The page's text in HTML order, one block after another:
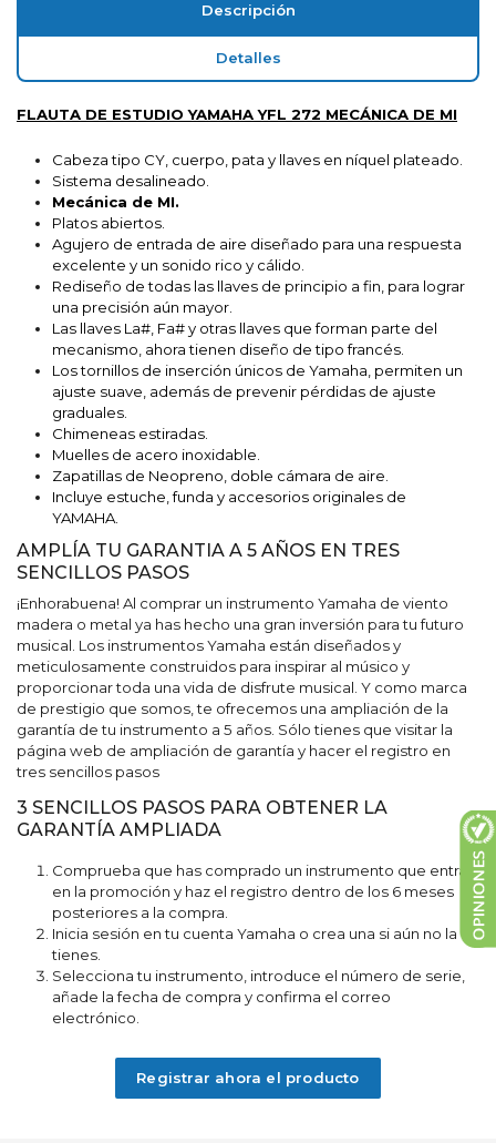
Descripción
Detalles
FLAUTA DE ESTUDIO YAMAHA YFL 272 MECÁNICA DE MI
Cabeza tipo CY, cuerpo, pata y llaves en níquel plateado.
Sistema desalineado.
Mecánica de MI.
Platos abiertos.
Agujero de entrada de aire diseñado para una respuesta
excelente y un sonido rico y cálido.
Rediseño de todas las llaves de principio a fin, para lograr
una precisión aún mayor.
Las llaves La#, Fa# y otras llaves que forman parte del
mecanismo, ahora tienen diseño de tipo francés.
Los tornillos de inserción únicos de Yamaha, permiten un
ajuste suave, además de prevenir pérdidas de ajuste
graduales.
Chimeneas estiradas.
Muelles de acero inoxidable.
Zapatillas de Neopreno, doble cámara de aire.
Incluye estuche, funda y accesorios originales de
YAMAHA.
AMPLÍA TU GARANTIA A 5 AÑOS EN TRES
SENCILLOS PASOS
¡Enhorabuena! Al comprar un instrumento Yamaha de viento
madera o metal ya has hecho una gran inversión para tu futuro
musical. Los instrumentos Yamaha están diseñados y
meticulosamente construidos para inspirar al músico y
proporcionar toda una vida de disfrute musical. Y como marca
de prestigio que somos, te ofrecemos una ampliación de la
garantía de tu instrumento a 5 años. Sólo tienes que visitar la
página web de ampliación de garantía y hacer el registro en
tres sencillos pasos
3 SENCILLOS PASOS PARA OBTENER LA
GARANTÍA AMPLIADA
Comprueba que has comprado un instrumento que entra
en la promoción y haz el registro dentro de los 6 meses
posteriores a la compra.
Inicia sesión en tu cuenta Yamaha o crea una si aún no la
tienes.
Selecciona tu instrumento, introduce el número de serie,
añade la fecha de compra y confirma el correo
electrónico.
Registrar ahora el producto